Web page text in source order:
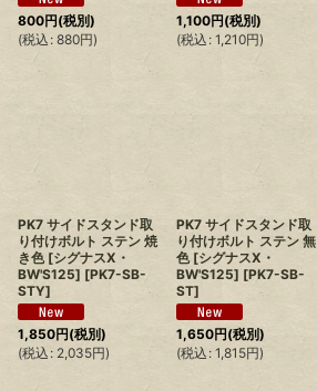
800円(税別)
(税込 : 880円)
1,100円(税別)
(税込 : 1,210円)
PK7 サイドスタンド取
り付けボルト ステン 焼
き色 [シグナスX・
BW'S125] [PK7-SB-
STY]
1,850円(税別)
(税込 : 2,035円)
PK7 サイドスタンド取
り付けボルト ステン 無
色 [シグナスX・
BW'S125] [PK7-SB-
ST]
1,650円(税別)
(税込 : 1,815円)